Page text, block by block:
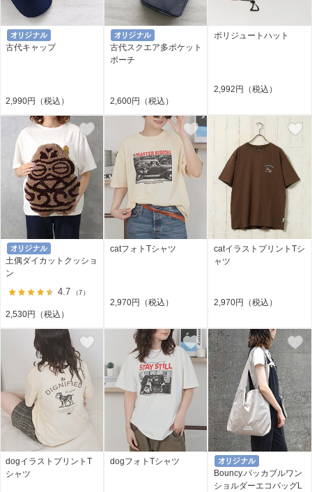
古代キャップ
2,990円（税込）
古代スクエア多ポケット
ポーチ
2,600円（税込）
ポリジュートハット
2,992円（税込）
土偶ダイカットクッショ
ン
4.7 （7）
2,530円（税込）
catフォトTシャツ
2,970円（税込）
catイラストプリントTシ
ャツ
2,970円（税込）
dogイラストプリントT
シャツ
dogフォトTシャツ
Bouncy.パッカブルワン
ショルダーエコバッグL